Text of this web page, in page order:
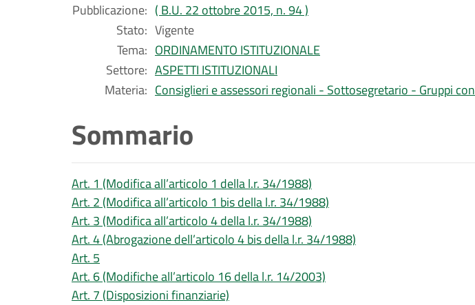
Pubblicazione: ( B.U. 22 ottobre 2015, n. 94 )
Stato: Vigente
Tema: ORDINAMENTO ISTITUZIONALE
Settore: ASPETTI ISTITUZIONALI
Materia: Consiglieri e assessori regionali - Sottosegretario - Gruppi
Sommario
Art. 1 (Modifica all’articolo 1 della l.r. 34/1988)
Art. 2 (Modifica all’articolo 1 bis della l.r. 34/1988)
Art. 3 (Modifica all’articolo 4 della l.r. 34/1988)
Art. 4 (Abrogazione dell’articolo 4 bis della l.r. 34/1988)
Art. 5
Art. 6 (Modifiche all’articolo 16 della l.r. 14/2003)
Art. 7 (Disposizioni finanziarie)